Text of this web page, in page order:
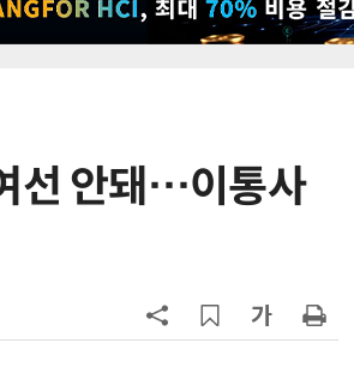
선 안돼…이통사
6
LGU+, AIDC에 2조 투자…“외부 조
올해 600억 투입